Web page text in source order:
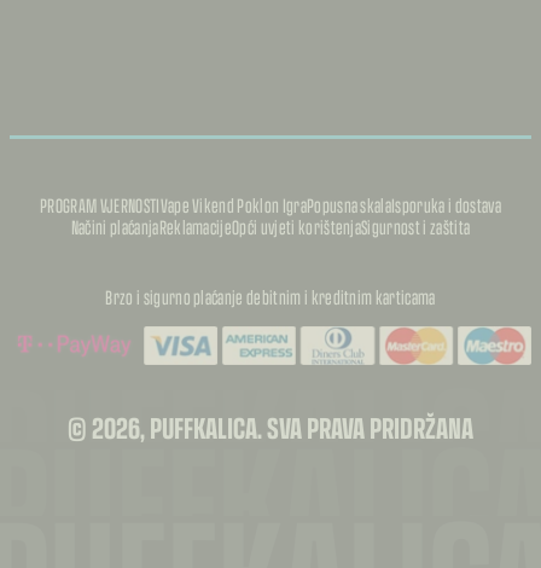
PROGRAM VJERNOSTIVape Vikend Poklon IgraPopusna skalaIsporuka i dostava
Načini plaćanjaReklamacijeOpći uvjeti korištenjaSigurnost i zaštita
Brzo i sigurno plaćanje debitnim i kreditnim karticama
© 2026, PUFFKALICA. SVA PRAVA PRIDRŽANA